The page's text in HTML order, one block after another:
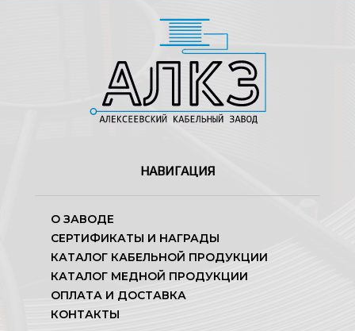
НАВИГАЦИЯ
О ЗАВОДЕ
СЕРТИФИКАТЫ И НАГРАДЫ
КАТАЛОГ КАБЕЛЬНОЙ ПРОДУКЦИИ
КАТАЛОГ МЕДНОЙ ПРОДУКЦИИ
ОПЛАТА И ДОСТАВКА
КОНТАКТЫ